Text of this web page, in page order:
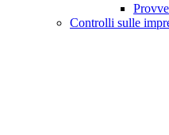
Controlli sulle